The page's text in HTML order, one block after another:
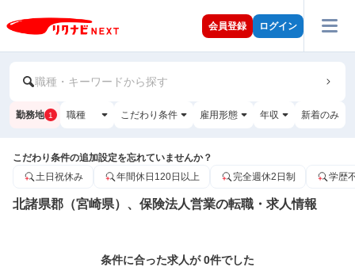
会員登録 ログイン
職種・キーワードから探す
勤務地 1 職種 こだわり条件 雇用形態 年収 新着のみ
こだわり条件の追加設定を忘れていませんか？
土日祝休み
年間休日120日以上 完全週休2日制 学歴
北諸県郡（宮崎県）、保険法人営業の転職・求人情報
条件に合った求人が 0件でした